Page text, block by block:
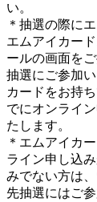
い。
＊抽選の際に
エムアイカー
ールの画面を
抽選にご参加
カードをお持
でにオンライ
たします。
＊エムアイカ
ライン申し込
みでない方は
先抽選にはご